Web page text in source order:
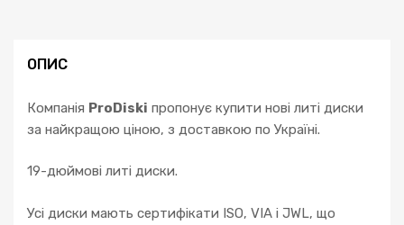
ОПИС
Компанія ProDiski пропонує купити нові литі диски
за найкращою ціною, з доставкою по Україні.
19-дюймові литі диски.
Усі диски мають сертифікати ISO, VIA і JWL, що